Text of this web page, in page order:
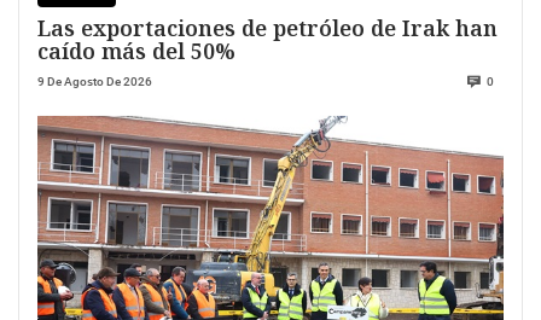
Las exportaciones de petróleo de Irak han
caído más del 50%
9 De Agosto De 2026 0